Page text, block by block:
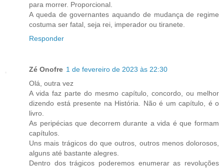
para morrer. Proporcional.
A queda de governantes aquando de mudança de regime
costuma ser fatal, seja rei, imperador ou tiranete.
Responder
Zé Onofre 1 de fevereiro de 2023 às 22:30
Olá, outra vez
A vida faz parte do mesmo capítulo, concordo, ou melhor
dizendo está presente na História. Não é um capítulo, é o
livro.
As peripécias que decorrem durante a vida é que formam
capítulos.
Uns mais trágicos do que outros, outros menos dolorosos,
alguns até bastante alegres.
Dentro dos trágicos poderemos enumerar as revoluções